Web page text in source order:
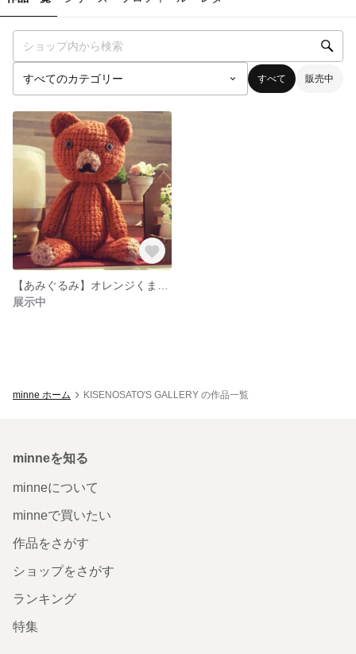
すべて 販売中
展示中
minne ホーム KISENOSATO'S GALLERY の作品一覧
minneを知る
minneについて
minneで買いたい
作品をさがす
ショップをさがす
ランキング
特集